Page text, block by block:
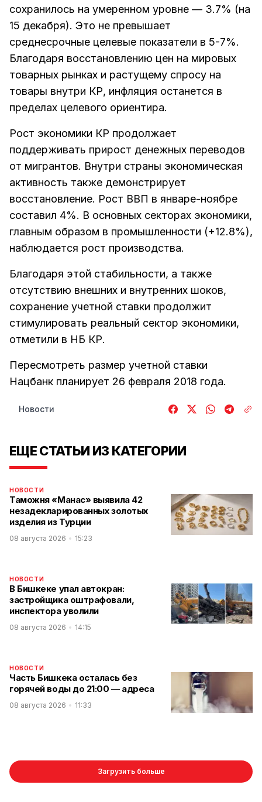
сохранилось на умеренном уровне — 3.7% (на
15 декабря). Это не превышает
среднесрочные целевые показатели в 5-7%.
Благодаря восстановлению цен на мировых
товарных рынках и растущему спросу на
товары внутри КР, инфляция останется в
пределах целевого ориентира.
Рост экономики КР продолжает
поддерживать прирост денежных переводов
от мигрантов. Внутри страны экономическая
активность также демонстрирует
восстановление. Рост ВВП в январе-ноябре
составил 4%. В основных секторах экономики,
главным образом в промышленности (+12.8%),
наблюдается рост производства.
Благодаря этой стабильности, а также
отсутствию внешних и внутренних шоков,
сохранение учетной ставки продолжит
стимулировать реальный сектор экономики,
отметили в НБ КР.
Пересмотреть размер учетной ставки
Нацбанк планирует 26 февраля 2018 года.
Новости
ЕЩЕ СТАТЬИ ИЗ КАТЕГОРИИ
НОВОСТИ
Таможня «Манас» выявила 42
незадекларированных золотых
изделия из Турции
08 августа 2026 15:23
НОВОСТИ
В Бишкеке упал автокран:
застройщика оштрафовали,
инспектора уволили
08 августа 2026 14:15
НОВОСТИ
Часть Бишкека осталась без
горячей воды до 21:00 — адреса
08 августа 2026 11:33
Загрузить больше